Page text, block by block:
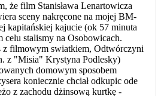
że film Stanisława Lenartowicza
sceny nakręcone na mojej BM-
kapitańskiej kajucie (ok 57 minuta
stalismy na Osobowicach.
z filmowym swiatkiem, Odtwórczyni
z "Misia" Krystyna Podlesky)
domowym sposobem
koniecznie chciał odkupic ode
z zachodu dżinsową kurtkę -